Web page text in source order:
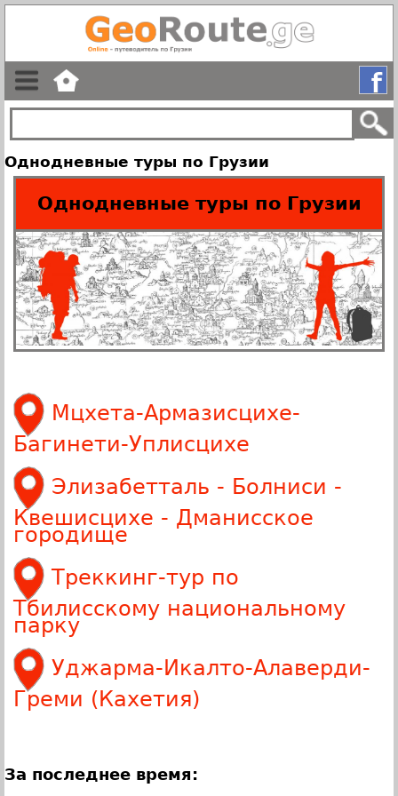
Однодневные туры по Грузии
Однодневные туры по Грузии
Мцхета-Армазисцихе-
Багинети-Уплисцихе
Элизабетталь - Болниси -
Квешисцихе - Дманисское
городище
Треккинг-тур по
Тбилисскому национальному
парку
Уджарма-Икалто-Алаверди-
Греми (Кахетия)
За последнее время: